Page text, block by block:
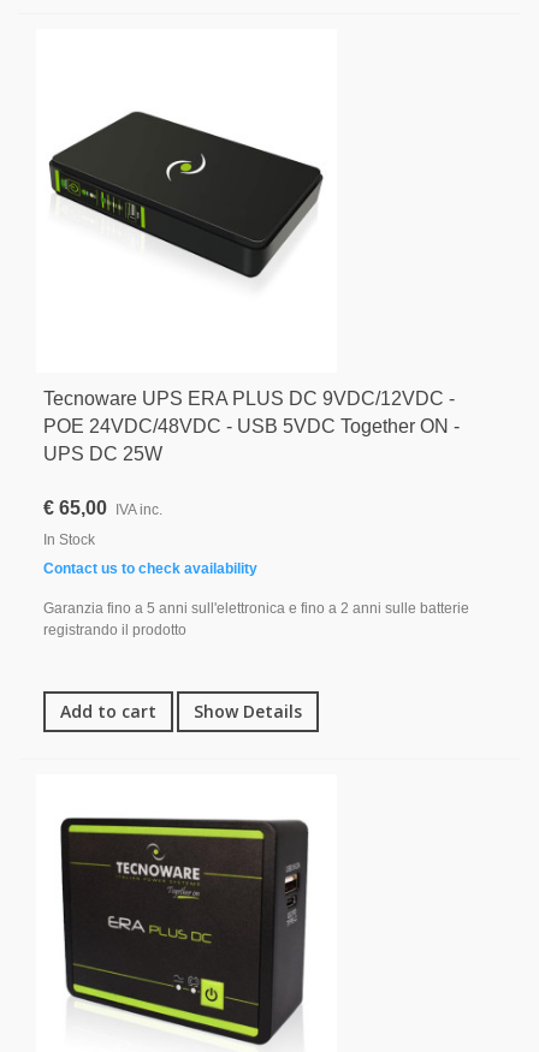
Tecnoware UPS ERA PLUS DC 9VDC/12VDC -
POE 24VDC/48VDC - USB 5VDC Together ON -
UPS DC 25W
€ 65,00
IVA inc.
In Stock
Contact us to check availability
Garanzia fino a 5 anni sull'elettronica e fino a 2 anni sulle batterie
registrando il prodotto
Add to cart Show Details